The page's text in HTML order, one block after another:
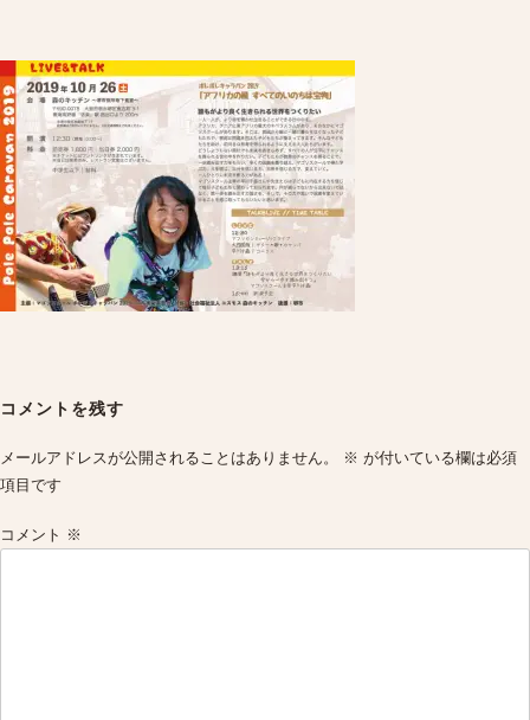
navigation
コメントを残す
メールアドレスが公開されることはありません。 ※ が付いている欄は必須
項目です
コメント ※